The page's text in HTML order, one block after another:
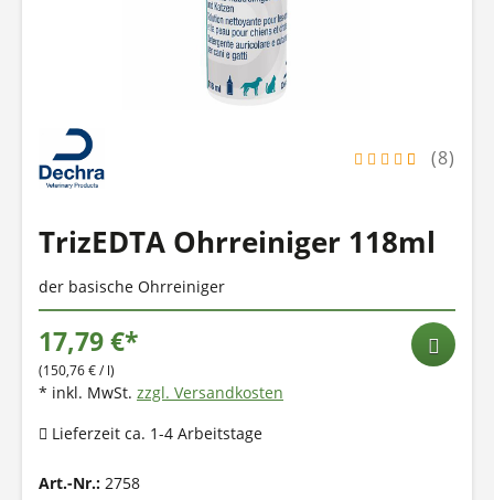
(8)
TrizEDTA Ohrreiniger 118ml
der basische Ohrreiniger
17,79 €*
(150,76 € / l)
* inkl. MwSt. zzgl. Versandkosten
Lieferzeit ca. 1-4 Arbeitstage
Art.-Nr.: 2758